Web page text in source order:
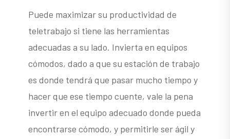
Puede maximizar su productividad de
teletrabajo si tiene las herramientas
adecuadas a su lado. Invierta en equipos
cómodos, dado a que su estación de trabajo
es donde tendrá que pasar mucho tiempo y
hacer que ese tiempo cuente, vale la pena
invertir en el equipo adecuado donde pueda
encontrarse cómodo, y permitirle ser ágil y